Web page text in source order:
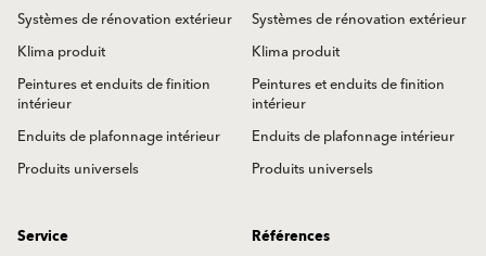
Systèmes de rénovation extérieur
Klima produit
Peintures et enduits de finition
intérieur
Enduits de plafonnage intérieur
Produits universels
Systèmes de rénovation extérieur
Klima produit
Peintures et enduits de finition
intérieur
Enduits de plafonnage intérieur
Produits universels
Service
Références